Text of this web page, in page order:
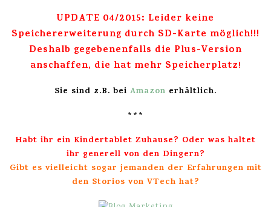
UPDATE 04/2015: Leider keine
Speichererweiterung durch SD-Karte möglich!!!
Deshalb gegebenenfalls die Plus-Version
anschaffen, die hat mehr Speicherplatz!
Sie sind z.B. bei Amazon erhältlich.
***
Habt ihr ein Kindertablet Zuhause? Oder was haltet
ihr generell von den Dingern?
Gibt es vielleicht sogar jemanden der Erfahrungen mit
den Storios von VTech hat?